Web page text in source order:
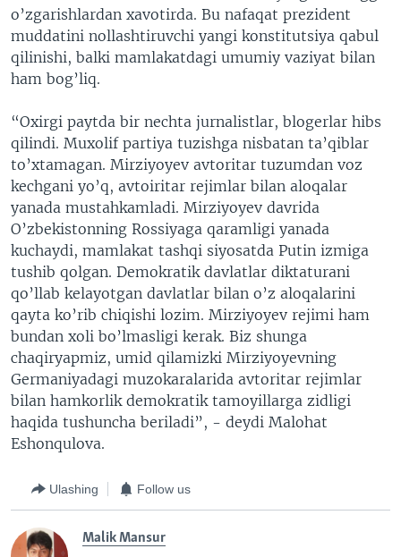
o’zgarishlardan xavotirda. Bu nafaqat prezident
muddatini nollashtiruvchi yangi konstitutsiya qabul
qilinishi, balki mamlakatdagi umumiy vaziyat bilan
ham bog’liq.
“Oxirgi paytda bir nechta jurnalistlar, blogerlar hibs
qilindi. Muxolif partiya tuzishga nisbatan ta’qiblar
to’xtamagan. Mirziyoyev avtoritar tuzumdan voz
kechgani yo’q, avtoiritar rejimlar bilan aloqalar
yanada mustahkamladi. Mirziyoyev davrida
O’zbekistonning Rossiyaga qaramligi yanada
kuchaydi, mamlakat tashqi siyosatda Putin izmiga
tushib qolgan. Demokratik davlatlar diktaturani
qo’llab kelayotgan davlatlar bilan o’z aloqalarini
qayta ko’rib chiqishi lozim. Mirziyoyev rejimi ham
bundan xoli bo’lmasligi kerak. Biz shunga
chaqiryapmiz, umid qilamizki Mirziyoyevning
Germaniyadagi muzokaralarida avtoritar rejimlar
bilan hamkorlik demokratik tamoyillarga zidligi
haqida tushuncha beriladi”, - deydi Malohat
Eshonqulova.
Ulashing Follow us
Malik Mansur